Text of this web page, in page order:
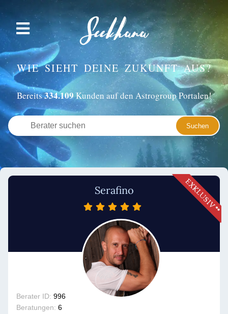
WIE SIEHT DEINE ZUKUNFT AUS?
Bereits334.109Kunden auf den Astrogroup Portalen!
Serafino
Berater ID: 996
Beratungen: 6